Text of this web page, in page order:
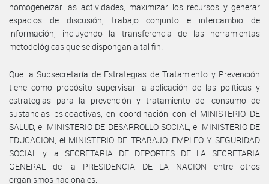
homogeneizar las actividades, maximizar los recursos y generar
espacios de discusión, trabajo conjunto e intercambio de
información, incluyendo la transferencia de las herramientas
metodológicas que se dispongan a tal fin.
Que la Subsecretaría de Estrategias de Tratamiento y Prevención
tiene como propósito supervisar la aplicación de las políticas y
estrategias para la prevención y tratamiento del consumo de
sustancias psicoactivas, en coordinación con el MINISTERIO DE
SALUD, el MINISTERIO DE DESARROLLO SOCIAL, el MINISTERIO DE
EDUCACION, el MINISTERIO DE TRABAJO, EMPLEO Y SEGURIDAD
SOCIAL y la SECRETARIA DE DEPORTES DE LA SECRETARIA
GENERAL de la PRESIDENCIA DE LA NACION entre otros
organismos nacionales.